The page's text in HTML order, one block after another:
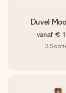
Duvel
vanaf €
3